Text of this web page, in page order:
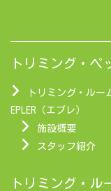
トリミング・ペ
トリミング・ルー
EPLER（エプレ）
施設概要
スタッフ紹介
トリミング・ル